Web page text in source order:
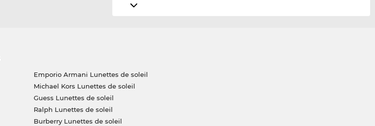
Emporio Armani Lunettes de soleil
Michael Kors Lunettes de soleil
Guess Lunettes de soleil
Ralph Lunettes de soleil
Burberry Lunettes de soleil